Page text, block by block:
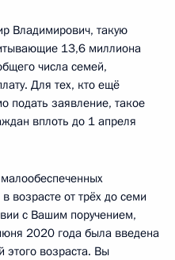
Владимирович, такую
13,6 миллиона
числа семей,
Для тех, кто ещё
подать заявление, такое
вплоть до 1 апреля
возрасте от трёх до семи
с Вашим поручением,
2020 года была введена
этого возраста. Вы